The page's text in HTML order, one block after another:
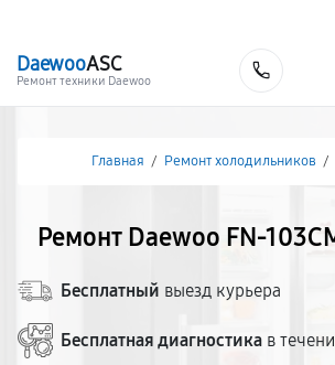
DaewooASC
Ремонт техники Daewoo
Главная / Ремонт холодильников /
Ремонт Daewoo FN-
Бесплатный выезд курьера
Бесплатная диагностика в